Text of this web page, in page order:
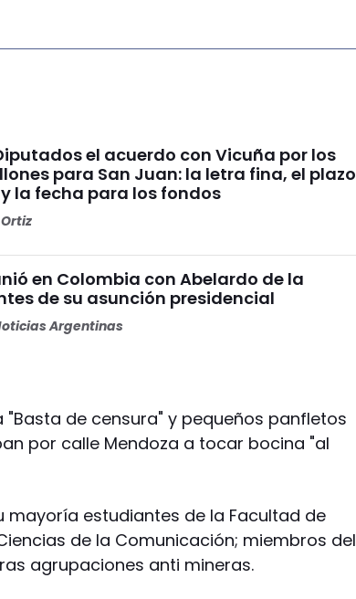
el acuerdo con Vicuña por los
para San Juan: la letra fina, el plazo
la fecha para los fondos
en Colombia con Abelardo de la
de su asunción presidencial
Argentinas
de censura" y pequeños panfletos
por calle Mendoza a tocar bocina "al
mayoría estudiantes de la Facultad de
de la Comunicación; miembros del
agrupaciones anti mineras.